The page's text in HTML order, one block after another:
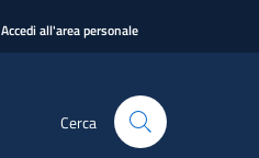
Accedi all'area personale
Cerca